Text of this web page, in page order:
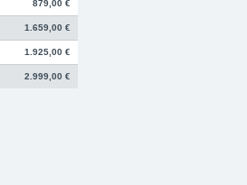
879,00 €
1.659,00 €
1.925,00 €
2.999,00 €